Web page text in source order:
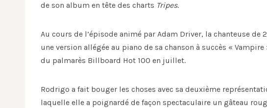
de son album en tête des charts Tripes.
Au cours de l’épisode animé par Adam Driver, la chanteuse
une version allégée au piano de sa chanson à succès «
du palmarès Billboard Hot 100 en juillet.
Rodrigo a fait bouger les choses avec sa deuxième
laquelle elle a poignardé de façon spectaculaire un gâteau